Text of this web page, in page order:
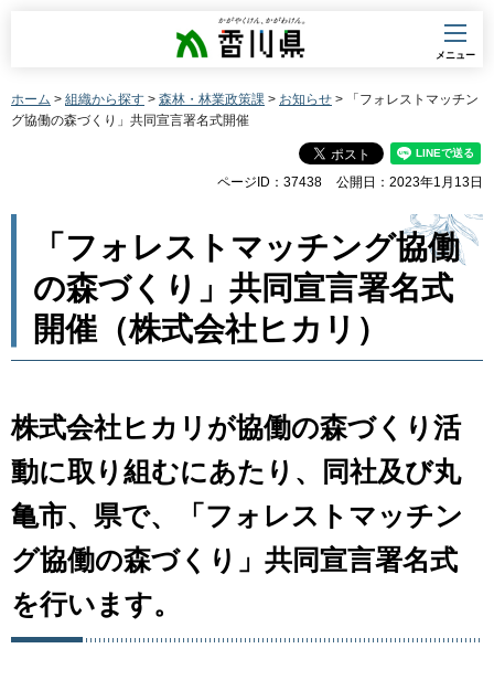
香川県
メニュー
ホーム > 組織から探す > 森林・林業政策課 > お知らせ > 「フォレストマッチン
グ協働の森づくり」共同宣言署名式開催
ページID：37438 公開日：2023年1月13日
「フォレストマッチング協働
の森づくり」共同宣言署名式
開催（株式会社ヒカリ）
株式会社ヒカリが協働の森づくり活
動に取り組むにあたり、同社及び丸
亀市、県で、「フォレストマッチン
グ協働の森づくり」共同宣言署名式
を行います。